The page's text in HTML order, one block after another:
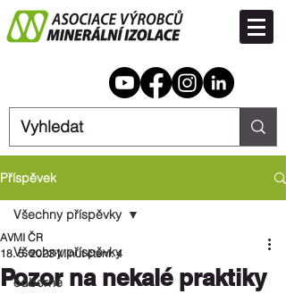
Příspěvek
Všechny příspěvky
odborné
Všechny příspěvky
Pozor na nekalé praktiky
AVMI ČR
18. 5. 2023 Minut čtení: 4